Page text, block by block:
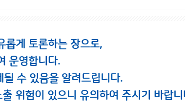
롭게 토론하는 장으로,
운영합니다.
수 있음을 알려드립니다.
위험이 있으니 유의하여 주시기 바랍니